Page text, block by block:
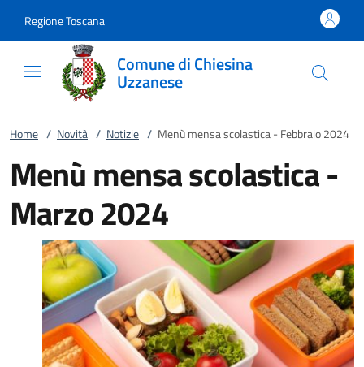
Regione Toscana
Comune di Chiesina
Uzzanese
Home / Novità / Notizie / Menù mensa scolastica - Febbraio 2024
Menù mensa scolastica -
Marzo 2024